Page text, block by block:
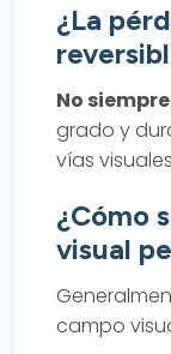
¿La
No
grado y
vías
¿Cómo
visual
campo